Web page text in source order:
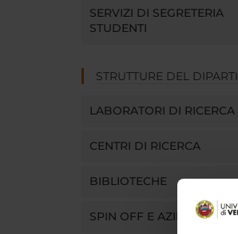
SERVIZI DI SEGRETERIA
STUDENTI
STRUTTURE DEL
LABORATORI DI RICERCA
CENTRI DI RICERCA
BIBLIOTECHE
SPIN OFF E AZIENDE